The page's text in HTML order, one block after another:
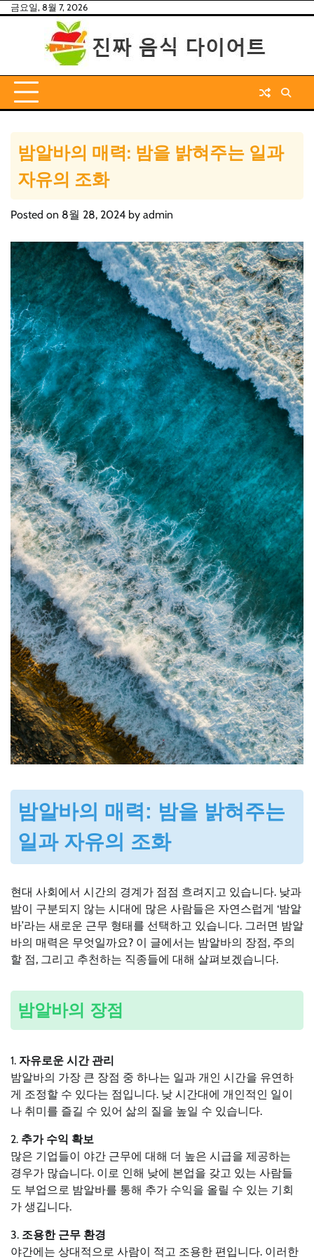
Skip금요일, 8월 7, 2026
밤알바의 매력: 밤을 밝혀주는 일과
자유의 조화
Posted on 8월 28, 2024 by admin
밤알바의 매력: 밤을 밝혀주는
일과 자유의 조화
현대 사회에서 시간의 경계가 점점 흐려지고 있습니다. 낮과
밤이 구분되지 않는 시대에 많은 사람들은 자연스럽게 ‘밤알
바’라는 새로운 근무 형태를 선택하고 있습니다. 그러면 밤알
바의 매력은 무엇일까요? 이 글에서는 밤알바의 장점, 주의
할 점, 그리고 추천하는 직종들에 대해 살펴보겠습니다.
밤알바의 장점
1. 자유로운 시간 관리
밤알바의 가장 큰 장점 중 하나는 일과 개인 시간을 유연하
게 조정할 수 있다는 점입니다. 낮 시간대에 개인적인 일이
나 취미를 즐길 수 있어 삶의 질을 높일 수 있습니다.
2. 추가 수익 확보
많은 기업들이 야간 근무에 대해 더 높은 시급을 제공하는
경우가 많습니다. 이로 인해 낮에 본업을 갖고 있는 사람들
도 부업으로 밤알바를 통해 추가 수익을 올릴 수 있는 기회
가 생깁니다.
3. 조용한 근무 환경
야간에는 상대적으로 사람이 적고 조용한 편입니다. 이러한